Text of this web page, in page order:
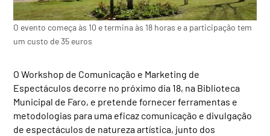
O evento começa às 10 e termina às 18 horas e a participação tem
um custo de 35 euros
O Workshop de Comunicação e Marketing de
Espectáculos decorre no próximo dia 18, na Biblioteca
Municipal de Faro, e pretende fornecer ferramentas e
metodologias para uma eficaz comunicação e divulgação
de espectáculos de natureza artística, junto dos